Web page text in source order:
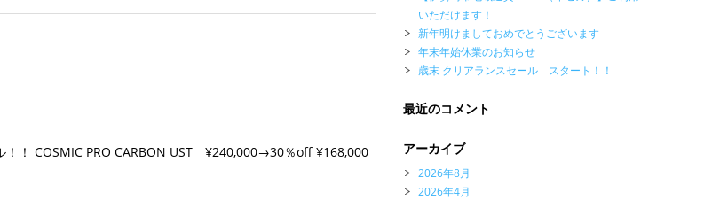
！！ COSMIC PRO CARBON UST ¥240,000→30％off ¥168,000
いただけます！
新年明けましておめでとうございます
年末年始休業のお知らせ
歳末 クリアランスセール スタート！！
最近のコメント
アーカイブ
2026年8月
2026年4月